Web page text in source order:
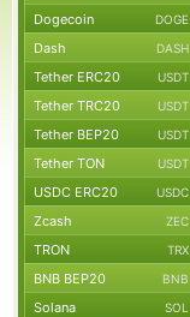
Dogecoin DOGE
Dash DASH
Tether ERC20 USDT
Tether TRC20 USDT
Tether BEP20 USDT
Tether TON USDT
USDC ERC20 USDC
Zcash ZEC
TRON TRX
BNB BEP20 BNB
Solana SOL